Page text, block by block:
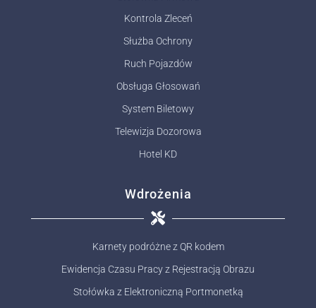
Kontrola Zleceń
Służba Ochrony
Ruch Pojazdów
Obsługa Głosowań
System Biletowy
Telewizja Dozorowa
Hotel KD
Wdrożenia
Karnety podróżne z QR kodem
Ewidencja Czasu Pracy z Rejestracją Obrazu
Stołówka z Elektroniczną Portmonetką